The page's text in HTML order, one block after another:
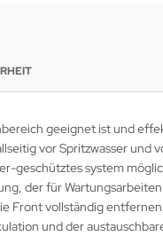
geeignet ist und
vor Spritzwasser und
geschütztes system
der für
Front vollständig
und der